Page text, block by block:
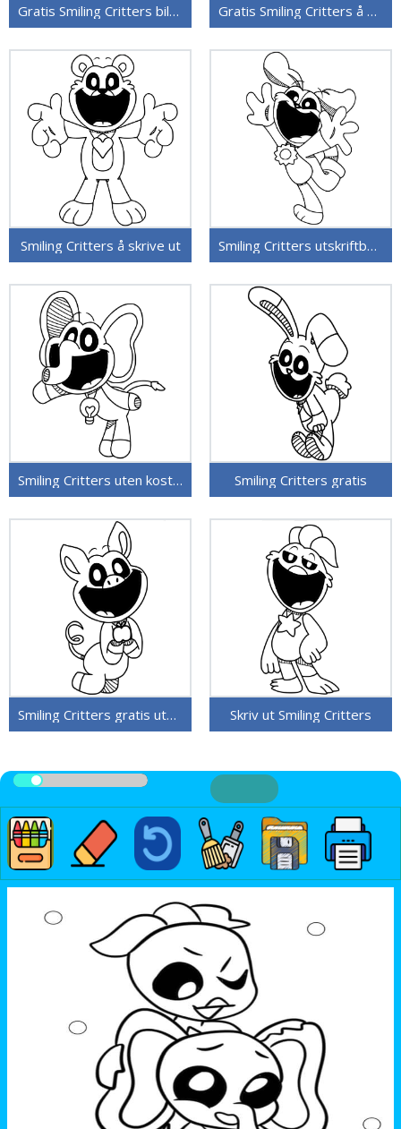
Gratis Smiling Critters bilde Gratis Smiling Critters å skrive ut
Smiling Critters å skrive ut Smiling Critters utskriftbare
Smiling Critters uten kostnad Smiling Critters gratis
Smiling Critters gratis utskriftbare Skriv ut Smiling Critters